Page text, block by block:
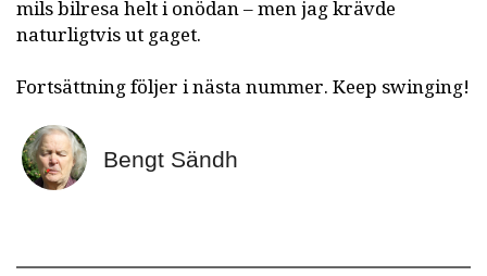
mils bilresa helt i onödan – men jag krävde
naturligtvis ut gaget.
Fortsättning följer i nästa nummer. Keep swinging!
Bengt Sändh